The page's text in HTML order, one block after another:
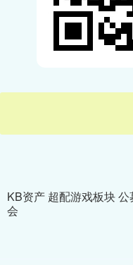
KB资产 超配游戏板块
会